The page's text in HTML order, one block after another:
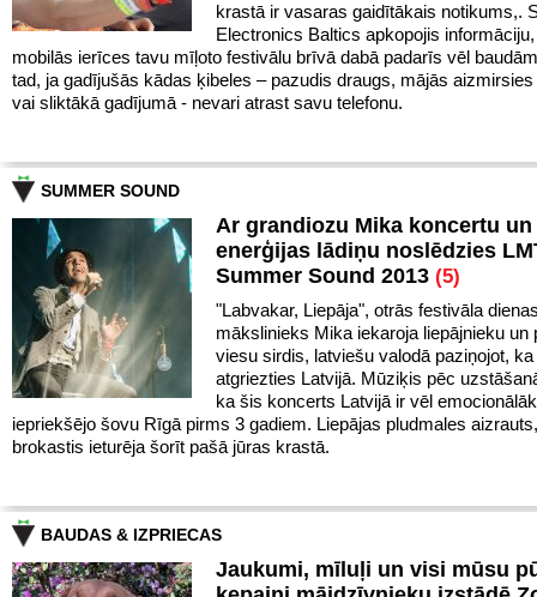
krastā ir vasaras gaidītākais notikums,.
Electronics Baltics apkopojis
mobilās ierīces tavu mīļoto festivālu brīvā dabā padarīs vēl
tad, ja gadījušās kādas ķibeles – pazudis draugs, mājās aizmirsies
vai sliktākā gadījumā - nevari atrast savu telefonu.
SUMMER SOUND
Ar grandiozu Mika koncertu
enerģijas lādiņu noslēdzies
Summer Sound 2013 (5)
"Labvakar, Liepāja", otrās festivāla
mākslinieks Mika iekaroja liepājnieku un
viesu sirdis, latviešu valodā paziņojot,
atgriezties Latvijā. Mūziķis pēc
ka šis koncerts Latvijā ir vēl
iepriekšējo šovu Rīgā pirms 3 gadiem. Liepājas pludmales
brokastis ieturēja šorīt pašā jūras krastā.
BAUDAS & IZPRIECAS
Jaukumi, mīluļi un visi mūsu